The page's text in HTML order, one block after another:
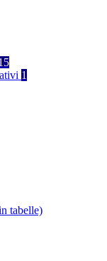
1
tabelle)